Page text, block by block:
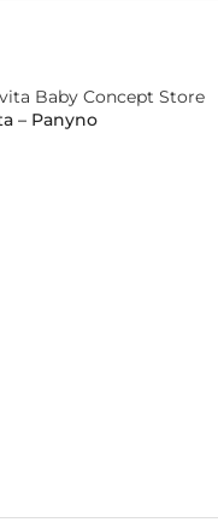
– Panyno